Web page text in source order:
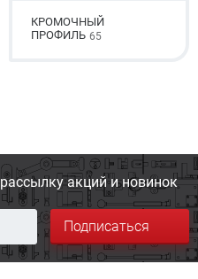
КРОМОЧНЫЙ
ПРОФИЛЬ 65
рассылку акций и новинок
Подписаться